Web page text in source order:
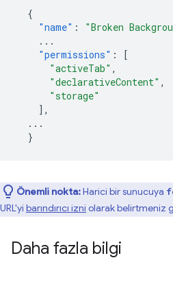
{
"name" : "Broken
...
"permissions" :
[
"activeTab" ,
"declarativeContent" ,
"storage"
],
...
}
Önemli nokta:Harici bir sunucuya
URL'yi barındırıcı izni olarak belirtmeniz
Daha fazla bilgi